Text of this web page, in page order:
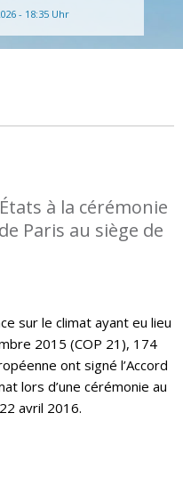
- 18:35 Uhr
à la cérémonie
Paris au siège de
sur le climat ayant eu lieu
2015 (COP 21), 174
ont signé l’Accord
lors d’une cérémonie au
avril 2016.